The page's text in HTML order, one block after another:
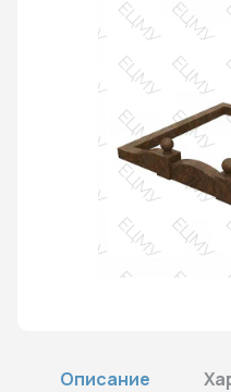
Описание